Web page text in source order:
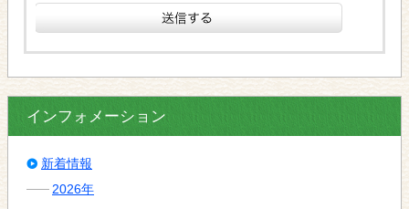
インフォメーション
新着情報
2026年